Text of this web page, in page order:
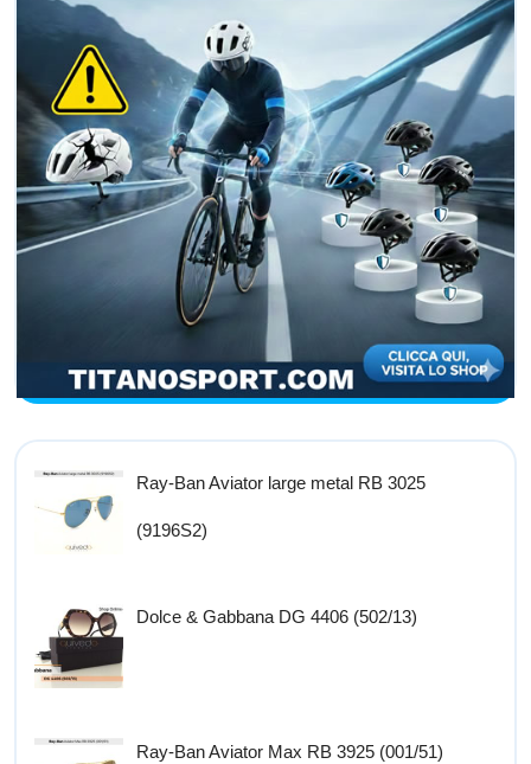
Ray-Ban Aviator large metal RB 3025
(9196S2)
Dolce & Gabbana DG 4406 (502/13)
Ray-Ban Aviator Max RB 3925 (001/51)